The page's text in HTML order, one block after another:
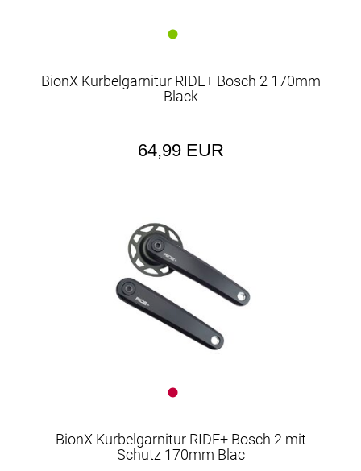
BionX Kurbelgarnitur RIDE+ Bosch 2 170mm
Black
64,99 EUR
BionX Kurbelgarnitur RIDE+ Bosch 2 mit
Schutz 170mm Blac